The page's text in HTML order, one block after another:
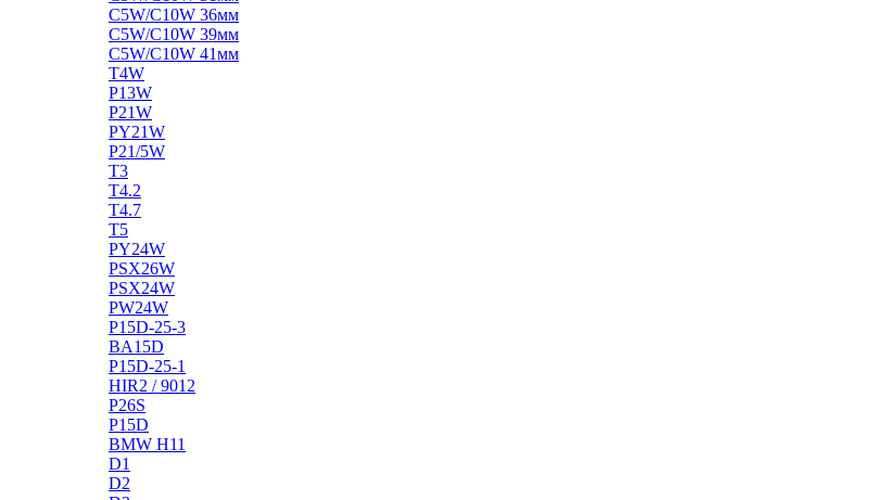
C5W/C10W 36мм
C5W/C10W 39мм
C5W/C10W 41мм
T4W
P13W
P21W
PY21W
P21/5W
T3
T4.2
T4.7
T5
PY24W
PSX26W
PSX24W
PW24W
P15D-25-3
BA15D
P15D-25-1
HIR2 / 9012
P26S
P15D
BMW H11
D1
D2